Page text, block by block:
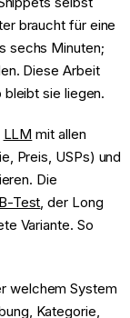
braucht für eine
sechs Minuten;
Diese Arbeit
bleibt sie liegen.
LLM mit allen
Preis, USPs) und
Die
Test, der Long
Variante. So
welchem System
Kategorie,